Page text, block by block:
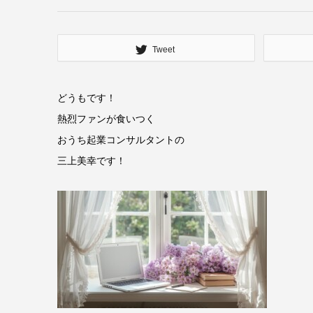
Tweet
どうもです！
熱烈ファンが食いつく
おうち起業コンサルタントの
三上美幸です！